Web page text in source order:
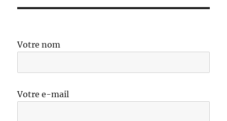
Votre nom
Votre e-mail